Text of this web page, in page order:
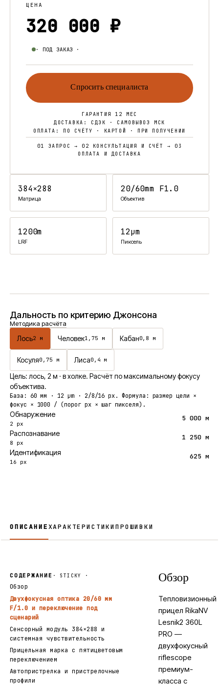
ЦЕНА
320 000 ₽
· ПОД ЗАКАЗ ·
Спросить специалиста
ГАРАНТИЯ 12 МЕС
ДОСТАВКА: СДЭК · САМОВЫВОЗ МСК
ОПЛАТА: ПО СЧЁТУ · КАРТОЙ · ПРИ ПОЛУЧЕНИИ
01 ЗАПРОС → 02 КОНСУЛЬТАЦИЯ И СЧЁТ → 03
ОПЛАТА И ДОСТАВКА
384×288
Матрица
20/60mm F1.0
Объектив
1200m
LRF
12μm
Пиксель
Дальность по критерию Джонсона
Методика расчёта
Лось2 м Человек1,75 м Кабан0,8 м
Косуля0,75 м Лиса0,4 м
Цель: лось, 2 м · в холке. Расчёт по максимальному фокусу
объектива.
База: 60 мм · 12 μm · 2/8/16 px. Формула: размер цели ×
фокус × 1000 / (порог px × шаг пикселя).
Обнаружение
2 px
5 000 м
Распознавание
8 px
1 250 м
Идентификация
16 px
625 м
ОПИСАНИЕХАРАКТЕРИСТИКИПРОШИВКИ
СОДЕРЖАНИЕ · STICKY ·
Обзор
Двухфокусная оптика 20/60 мм
F/1.0 и переключение под
сценарий
Сенсорный модуль 384×288 и
системная чувствительность
Прицельная марка с пятицветовым
переключением
Автопристрелка и пристрелочные
профили
Обзор
Тепловизионный
прицел RikaNV
Lesnik2 360L
PRO —
двухфокусный
riflescope
премиум-
класса с